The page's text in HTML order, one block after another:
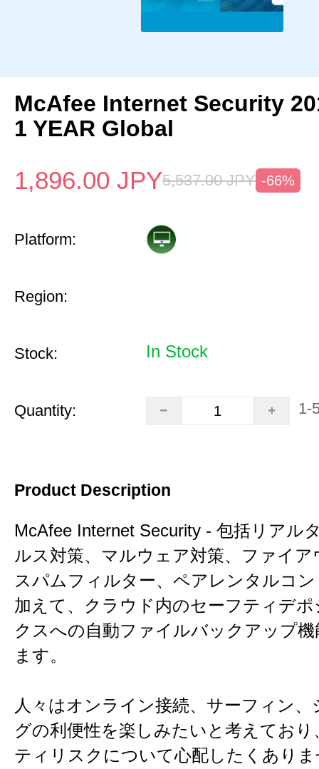
McAfee Internet Security
1 YEAR Global
1,896.00 JPY5,537.00 JPY -66%
Platform:
Region:
Stock: In Stock
Quantity: 1-
Product Description
McAfee Internet Security - 包括リアル
ルス対策、マルウェア対策、ファイア
スパムフィルター、ペアレンタルコ
加えて、クラウド内のセーフティデ
クスへの自動ファイルバックアップ
ます。
人々はオンライン接続、サーフィン
グの利便性を楽しみたいと考えてお
ティリスクについて心配したくあり